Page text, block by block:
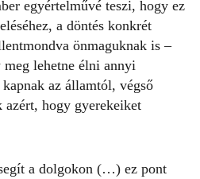
egyértelművé teszi, hogy ez
a döntés konkrét
önmaguknak is –
lehetne élni annyi
az államtól, végső
azért, hogy gyerekeiket
a dolgokon (…) ez pont